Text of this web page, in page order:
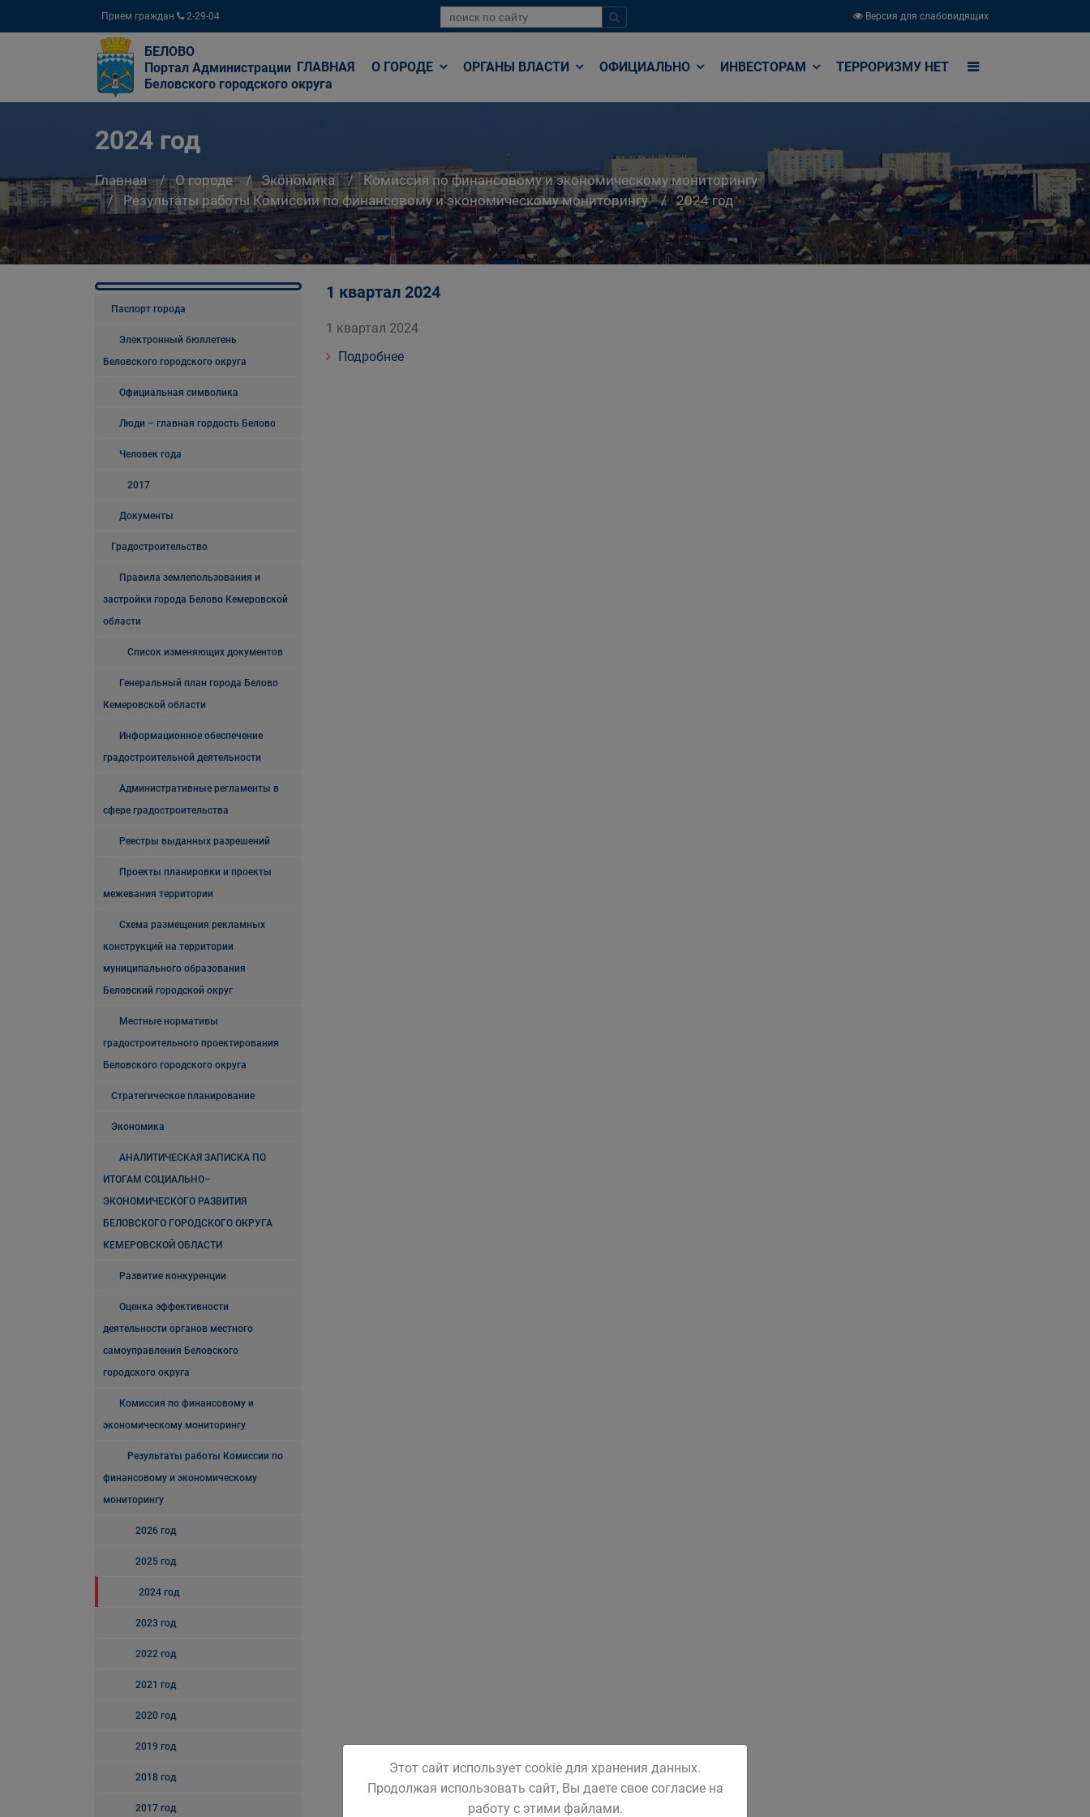
Прием граждан 2-29-04 Версия для слабовидящих
БЕЛОВО
Портал Администрации
Беловского городского округа
ГЛАВНАЯ О ГОРОДЕ ОРГАНЫ ВЛАСТИ ОФИЦИАЛЬНО ИНВЕСТОРАМ ТЕРРОРИЗМУ НЕТ
2024 год
Главная О городе Экономика
Комиссия по финансовому и экономическому мониторингу
Результаты работы Комиссии по финансовому и экономическому мониторингу
2024 год
Паспорт города
Электронный бюллетень
Беловского городского округа
Официальная символика
Люди – главная гордость Белово
Человек года
2017
Документы
Градостроительство
Правила землепользования и
застройки города Белово Кемеровской
области
Список изменяющих документов
Генеральный план города Белово
Кемеровской области
Информационное обеспечение
градостроительной деятельности
Административные регламенты в
сфере градостроительства
Реестры выданных разрешений
Проекты планировки и проекты
межевания территории
Схема размещения рекламных
конструкций на территории
муниципального образования
Беловский городской округ
Местные нормативы
градостроительного проектирования
Беловского городского округа
Стратегическое планирование
Экономика
АНАЛИТИЧЕСКАЯ ЗАПИСКА ПО
ИТОГАМ СОЦИАЛЬНО–
ЭКОНОМИЧЕСКОГО РАЗВИТИЯ
БЕЛОВСКОГО ГОРОДСКОГО ОКРУГА
КЕМЕРОВСКОЙ ОБЛАСТИ
Развитие конкуренции
Оценка эффективности
деятельности органов местного
самоуправления Беловского
городского округа
Комиссия по финансовому и
экономическому мониторингу
Результаты работы Комиссии по
финансовому и экономическому
мониторингу
2026 год
2025 год
2024 год
2023 год
2022 год
2021 год
2020 год
2019 год
2018 год
2017 год
1 квартал 2024
1 квартал 2024
Подробнее
Этот сайт использует cookie для хранения данных.
Продолжая использовать сайт, Вы даете свое согласие на
работу с этими файлами.